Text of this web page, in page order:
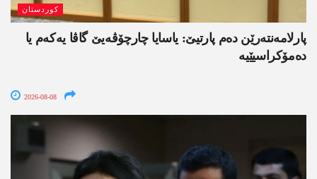
کوردستان
پارلامەنتەرێن دەم پارتیێ: یاسایا چارچۆڤەیێ گاڤا یەکەم یا
دەمۆکراسیێیە
2026-08-08